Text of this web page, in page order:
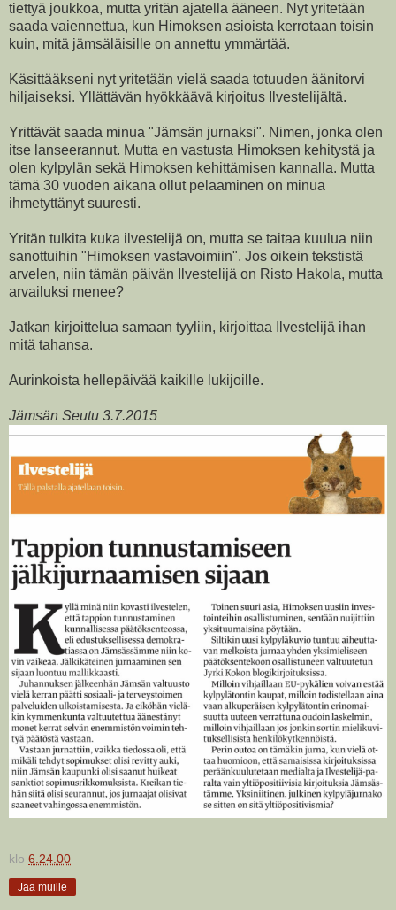
tiettyä joukkoa, mutta yritän ajatella ääneen. Nyt yritetään
saada vaiennettua, kun Himoksen asioista kerrotaan toisin
kuin, mitä jämsäläisille on annettu ymmärtää.
Käsittääkseni nyt yritetään vielä saada totuuden äänitorvi
hiljaiseksi. Yllättävän hyökkäävä kirjoitus Ilvestelijältä.
Yrittävät saada minua "Jämsän jurnaksi". Nimen, jonka olen
itse lanseerannut. Mutta en vastusta Himoksen kehitystä ja
olen kylpylän sekä Himoksen kehittämisen kannalla. Mutta
tämä 30 vuoden aikana ollut pelaaminen on minua
ihmetyttänyt suuresti.
Yritän tulkita kuka ilvestelijä on, mutta se taitaa kuulua niin
sanottuihin "Himoksen vastavoimiin". Jos oikein tekstistä
arvelen, niin tämän päivän Ilvestelijä on Risto Hakola, mutta
arvailuksi menee?
Jatkan kirjoittelua samaan tyyliin, kirjoittaa Ilvestelijä ihan
mitä tahansa.
Aurinkoista hellepäivää kaikille lukijoille.
Jämsän Seutu 3.7.2015
klo 6.24.00
Jaa muille